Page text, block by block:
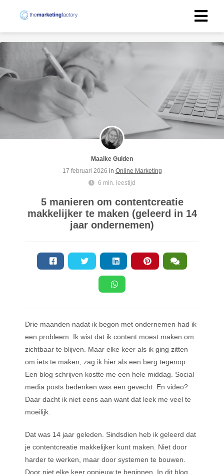
Maaike Gulden
17 februari 2026 in Online Marketing
6 min. leestijd
5 manieren om contentcreatie
makkelijker te maken (geleerd in 14
jaar ondernemen)
Drie maanden nadat ik begon met ondernemen had ik
een probleem. Ik wist dat ik content moest maken om
zichtbaar te blijven. Maar elke keer als ik ging zitten
om iets te maken, zag ik hier als een berg tegenop.
Een blog schrijven kostte me een hele middag. Social
media posts bedenken was een gevecht. En video?
Daar dacht ik niet eens aan want dat leek me veel te
moeilijk.
Dat was 14 jaar geleden. Sindsdien heb ik geleerd dat
je contentcreatie makkelijker kunt maken. Niet door
harder te werken, maar door systemen te bouwen.
Door niet elke keer opnieuw te beginnen. In dit blog